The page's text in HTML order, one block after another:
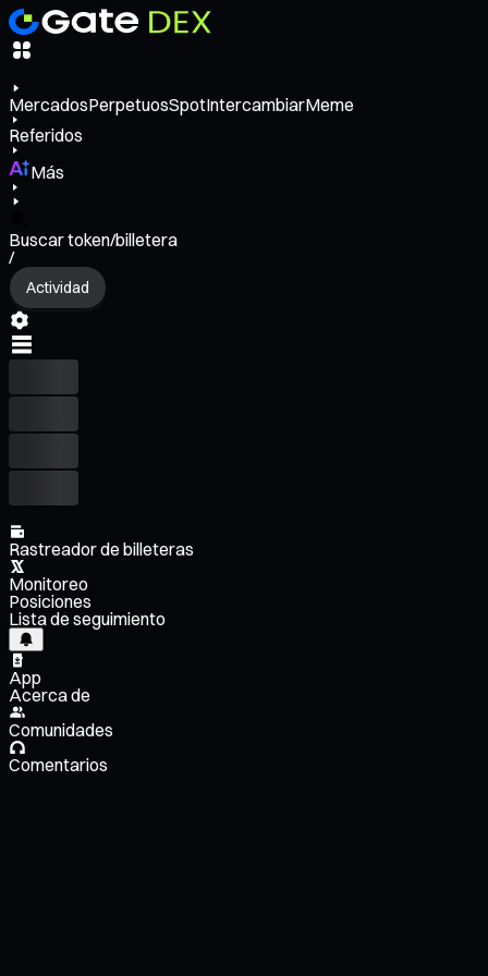
MercadosPerpetuosSpotIntercambiarMeme
Referidos
Más
Buscar token/billetera
/
Actividad
Rastreador de billeteras
Monitoreo
Posiciones
Lista de seguimiento
App
Acerca de
Comunidades
Comentarios